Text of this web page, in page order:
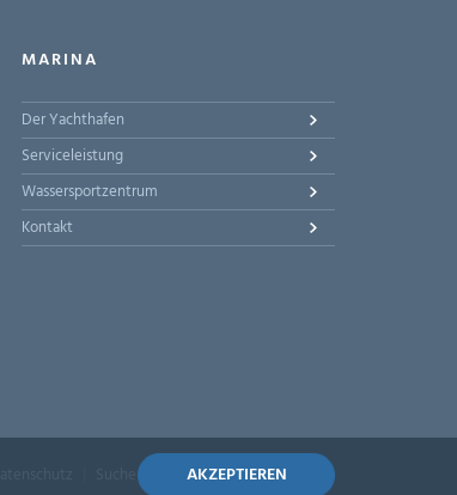
MARINA
Der Yachthafen
Serviceleistung
Wassersportzentrum
Kontakt
Sitemap Barrierefreiheit
AKZEPTIEREN